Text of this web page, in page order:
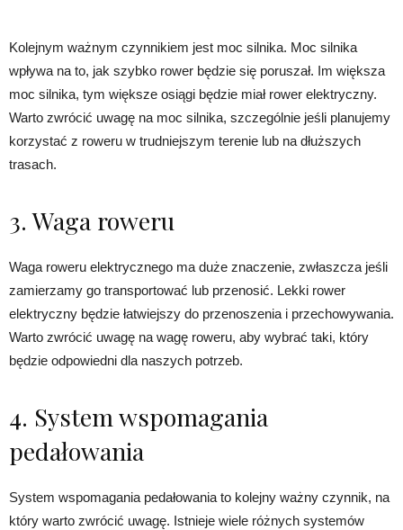
Kolejnym ważnym czynnikiem jest moc silnika. Moc silnika
wpływa na to, jak szybko rower będzie się poruszał. Im większa
moc silnika, tym większe osiągi będzie miał rower elektryczny.
Warto zwrócić uwagę na moc silnika, szczególnie jeśli planujemy
korzystać z roweru w trudniejszym terenie lub na dłuższych
trasach.
3. Waga roweru
Waga roweru elektrycznego ma duże znaczenie, zwłaszcza jeśli
zamierzamy go transportować lub przenosić. Lekki rower
elektryczny będzie łatwiejszy do przenoszenia i przechowywania.
Warto zwrócić uwagę na wagę roweru, aby wybrać taki, który
będzie odpowiedni dla naszych potrzeb.
4. System wspomagania
pedałowania
System wspomagania pedałowania to kolejny ważny czynnik, na
który warto zwrócić uwagę. Istnieje wiele różnych systemów